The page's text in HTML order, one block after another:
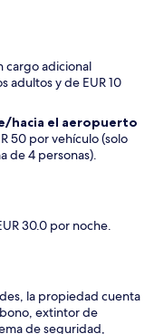
cargo adicional
adultos y de EUR 10
hacia el aeropuerto
50 por vehículo (solo
de 4 personas).
30.0 por noche.
la propiedad cuenta
extintor de
de seguridad,